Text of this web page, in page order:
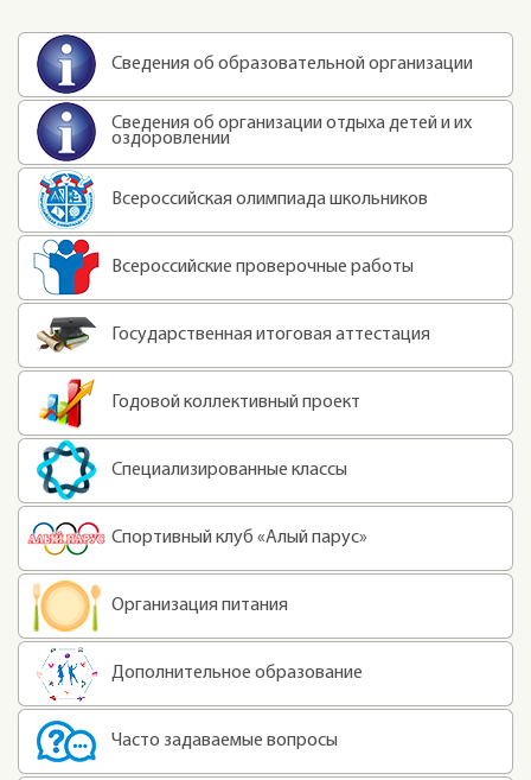
Сведения об образовательной организации
Сведения об организации отдыха детей и их
оздоровлении
Всероссийская олимпиада школьников
Всероссийские проверочные работы
Государственная итоговая аттестация
Годовой коллективный проект
Специализированные классы
Спортивный клуб «Алый парус»
Организация питания
Дополнительное образование
Часто задаваемые вопросы